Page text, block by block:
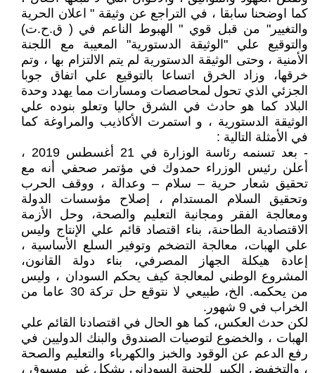
كما اوضحنا سابقا ، في التراجع عن وثيقة " اعلان الحرية
والتغيير" من قبل قوي " الهبوط الناعم في ( ق.ح.ت)
والتوقيع علي "الوثيقة الدستورية" المعيبة مع اللجنة
الأمنية ، وحتى الوثيقة الدستورية لم يتم الالتزام بها ، وتم
خرقها، وزاد الخرق اتساعا بالتوقيع علي اتفاق جوبا
الجزئي الذي تحول لمحاصصات ومسارات مما يهدد وحدة
البلاد كما هو حادث في الشرق حاليا وتعلو بنوده علي
الوثيقة الدستورية ، و استمرت الأكاذيب والمراوغة كما
في الأمثلة التالية :
- بعد تسنمه رئاسة الوزارة في 21 أغسطس 2019 ،
أعلن رئيس الوزراء حمدوك في مؤتمر صحفي أنه مع
تحقيق شعار حرية – سلام – وعدالة ، ووقف الحرب
وتحقيق السلام المستدام ، إصلاح مؤسسات الدولة
ومعالجة الفقر ومجانية التعليم والصحة، وحل الأزمة
الاقتصادية الطاحنة، بناء اقتصاد قائم علي الإنتاج وليس
علي الهبات، معالجة التضخم وتوفير السلع الأساسية ،
إعادة هيكلة الجهاز المصرفي، بناء دولة القانون،
المشروع الوطني لمعالجة كيف يحكم السودان ، وليس
من يحكمه. الخ، طبيعي لا نتوقع حل تركة 30 عاما من
الخراب في 9 شهور.
لكن حدث العكس، كما هو الحال في اقتصادنا القائم علي
الهبات ، والخضوع لتوصيات الصندوق والبنك الدوليين في
رفع الدعم عن الوقود والخبز والكهرباء والتعليم والصحة
، والتخفيض الكبير للجنية السوداني بشكل غير مسبوق ،